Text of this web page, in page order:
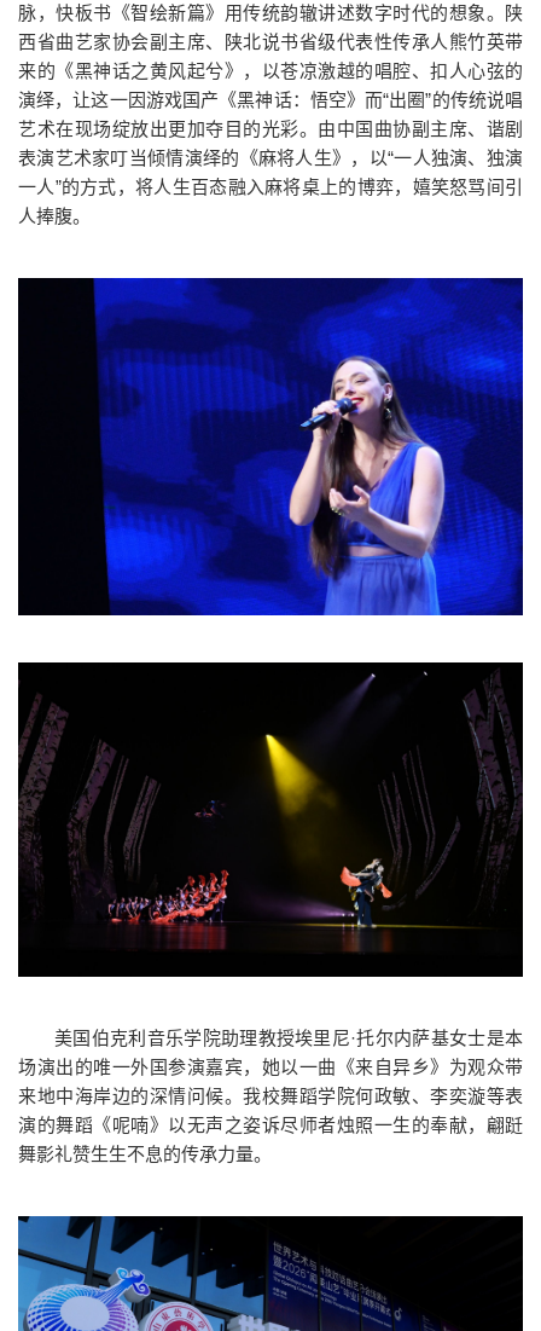
脉，快板书《智绘新篇》用传统韵辙讲述数字时代的想象。陕
西省曲艺家协会副主席、陕北说书省级代表性传承人熊竹英带
来的《黑神话之黄风起兮》，以苍凉激越的唱腔、扣人心弦的
演绎，让这一因游戏国产《黑神话：悟空》而“出圈”的传统说唱
艺术在现场绽放出更加夺目的光彩。由中国曲协副主席、谐剧
表演艺术家叮当倾情演绎的《麻将人生》，以“一人独演、独演
一人”的方式，将人生百态融入麻将桌上的博弈，嬉笑怒骂间引
人捧腹。
美国伯克利音乐学院助理教授埃里尼·托尔内萨基女士是本
场演出的唯一外国参演嘉宾，她以一曲《来自异乡》为观众带
来地中海岸边的深情问候。我校舞蹈学院何政敏、李奕漩等表
演的舞蹈《呢喃》以无声之姿诉尽师者烛照一生的奉献，翩跹
舞影礼赞生生不息的传承力量。